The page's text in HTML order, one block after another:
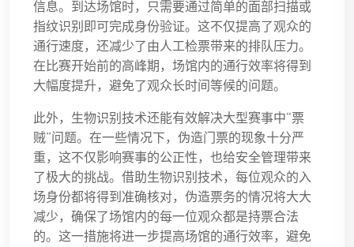
信息。到达场馆时，只需要通过简单的面部扫描或
指纹识别即可完成身份验证。这不仅提高了观众的
通行速度，还减少了由人工检票带来的排队压力。
在比赛开始前的高峰期，场馆内的通行效率将得到
大幅度提升，避免了观众长时间等候的问题。
此外，生物识别技术还能有效解决大型赛事中“票
贼”问题。在一些情况下，伪造门票的现象十分严
重，这不仅影响赛事的公正性，也给安全管理带来
了极大的挑战。借助生物识别技术，每位观众的入
场身份都将得到准确核对，伪造票务的情况将大大
减少，确保了场馆内的每一位观众都是持票合法
的。这一措施将进一步提高场馆的通行效率，避免